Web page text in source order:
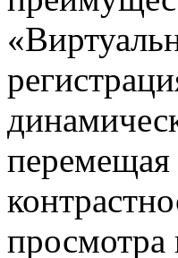
перемещая
просмотра